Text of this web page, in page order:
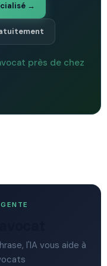
→
près de chez
l'IA vous aide à